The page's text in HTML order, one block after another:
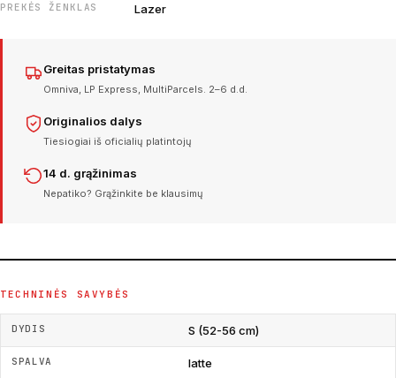
PREKĖS ŽENKLAS Lazer
Greitas pristatymas
Omniva, LP Express, MultiParcels. 2–6 d.d.
Originalios dalys
Tiesiogiai iš oficialių platintojų
14 d. grąžinimas
Nepatiko? Grąžinkite be klausimų
TECHNINĖS SAVYBĖS
DYDIS S (52-56 cm)
SPALVA latte